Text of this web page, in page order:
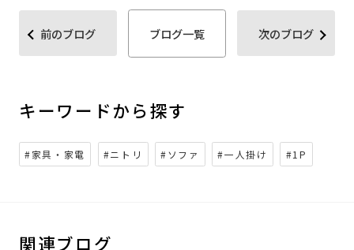
前のブログ ブログ一覧 次のブログ
キーワードから探す
#家具・家電 #ニトリ #ソファ #一人掛け #1P
関連ブログ